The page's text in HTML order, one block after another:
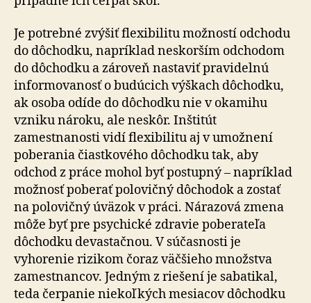
Je potrebné zvýšiť flexibilitu možností odchodu
do dôchodku, napríklad neskorším odchodom
do dôchodku a zároveň nastaviť pravidelnú
informovanosť o budúcich výškach dôchodku,
ak osoba odíde do dôchodku nie v okamihu
vzniku nároku, ale neskôr. Inštitút
zamestnanosti vidí flexibilitu aj v umožnení
poberania čiastkového dôchodku tak, aby
odchod z práce mohol byť postupný – napríklad
možnosť poberať polovičný dôchodok a zostať
na polovičný úväzok v práci. Nárazová zmena
môže byť pre psychické zdravie poberateľa
dôchodku devastačnou. V súčasnosti je
vyhorenie rizikom čoraz väčšieho množstva
zamestnancov. Jedným z riešení je sabatikal,
teda čerpanie niekoľkých mesiacov dôchodku